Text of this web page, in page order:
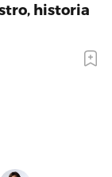
historia